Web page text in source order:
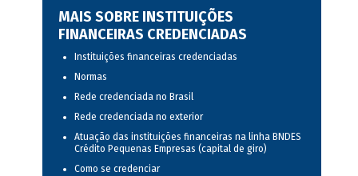
MAIS SOBRE INSTITUIÇÕES
FINANCEIRAS CREDENCIADAS
Instituições financeiras credenciadas
Normas
Rede credenciada no Brasil
Rede credenciada no exterior
Atuação das instituições financeiras na linha BNDES
Crédito Pequenas Empresas (capital de giro)
Como se credenciar